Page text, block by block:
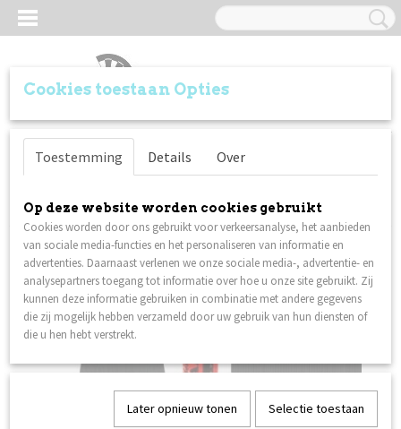
Inloggen Registreren
UW WINKELWAGEN
Home>Dartmatten>Rubber dartmat 250x60cm
Cookies toestaan Opties
Toestemming Details Over
Op deze website worden cookies gebruikt
Cookies worden door ons gebruikt voor verkeersanalyse, het aanbieden
van sociale media-functies en het personaliseren van informatie en
advertenties. Daarnaast verlenen we onze sociale media-, advertentie- en
analysepartners toegang tot informatie over hoe u onze site gebruikt. Zij
kunnen deze informatie gebruiken in combinatie met andere gegevens
die zij mogelijk hebben verzameld door uw gebruik van hun diensten of
die u hen hebt verstrekt.
Later opnieuw tonen Selectie toestaan